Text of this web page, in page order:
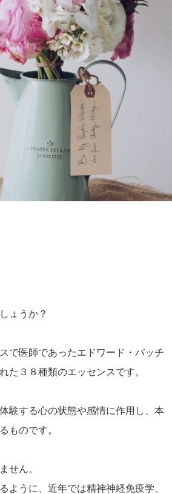
ょうか？
で医師であったエドワード・バッチ
た３８種類のエッセンスです。
験する心の状態や感情に作用し、本
ものです。
せん。
ように、近年では精神神経免疫学、